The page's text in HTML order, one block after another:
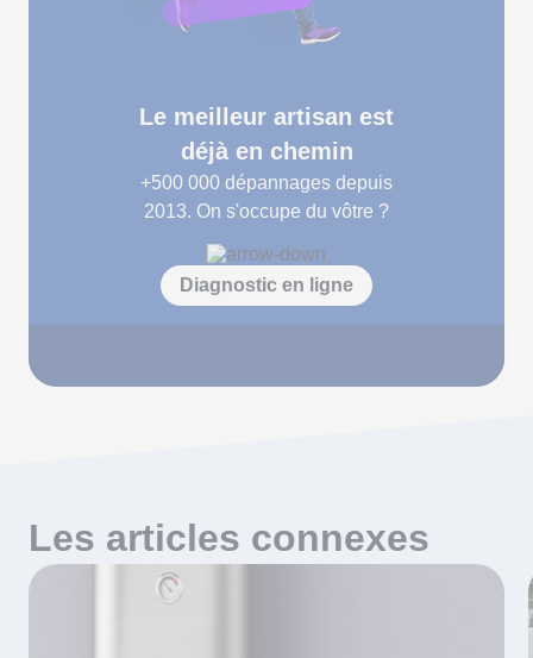
Le meilleur artisan est
déjà en chemin
+500 000 dépannages depuis
2013. On s'occupe du vôtre ?
Diagnostic en ligne
Les articles connexes